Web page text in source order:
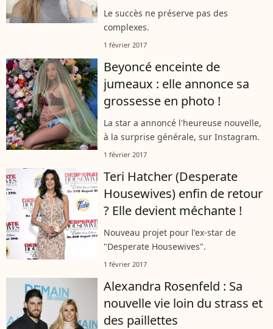
Le succès ne préserve pas des
complexes.
1 février 2017
Beyoncé enceinte de
jumeaux : elle annonce sa
grossesse en photo !
La star a annoncé l'heureuse nouvelle,
à la surprise générale, sur Instagram.
1 février 2017
Teri Hatcher (Desperate
Housewives) enfin de retour
? Elle devient méchante !
Nouveau projet pour l'ex-star de
"Desperate Housewives".
1 février 2017
Alexandra Rosenfeld : Sa
nouvelle vie loin du strass et
des paillettes